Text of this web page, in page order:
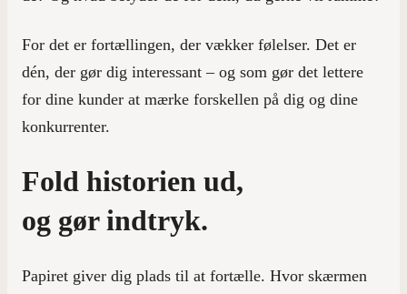
For det er fortællingen, der vækker følelser. Det er
dén, der gør dig interessant – og som gør det lettere
for dine kunder at mærke forskellen på dig og dine
konkurrenter.
Fold historien ud,
og gør indtryk.
Papiret giver dig plads til at fortælle. Hvor skærmen